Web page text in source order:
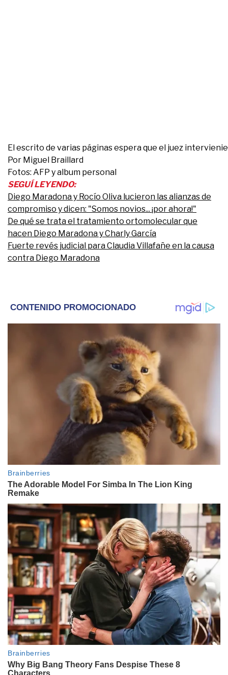
El escrito de varias páginas espera que el juez
Por Miguel Braillard
Fotos: AFP y album personal
SEGUÍ LEYENDO:
Diego Maradona y Rocío Oliva lucieron las alianzas de
compromiso y dicen: "Somos novios... ¡por ahora!"
De qué se trata el tratamiento ortomolecular que
hacen Diego Maradona y Charly García
Fuerte revés judicial para Claudia Villafañe en la causa
contra Diego Maradona